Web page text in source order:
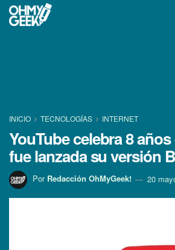
INICIO TECNOLOGÍ­AS INTERNET
YouTube celebra 8
fue lanzada su versión
Por Redacción OhMyGeek! 20